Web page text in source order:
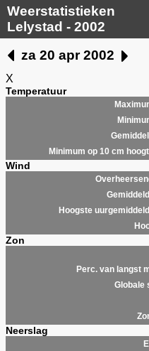
Weerstatistieken
Lelystad - 2002
za 20 apr 2002
X
Temperatuur
Minimum op 10 cm
Wind
Hoogste
Zon
Perc. van langst
Globale
Neerslag